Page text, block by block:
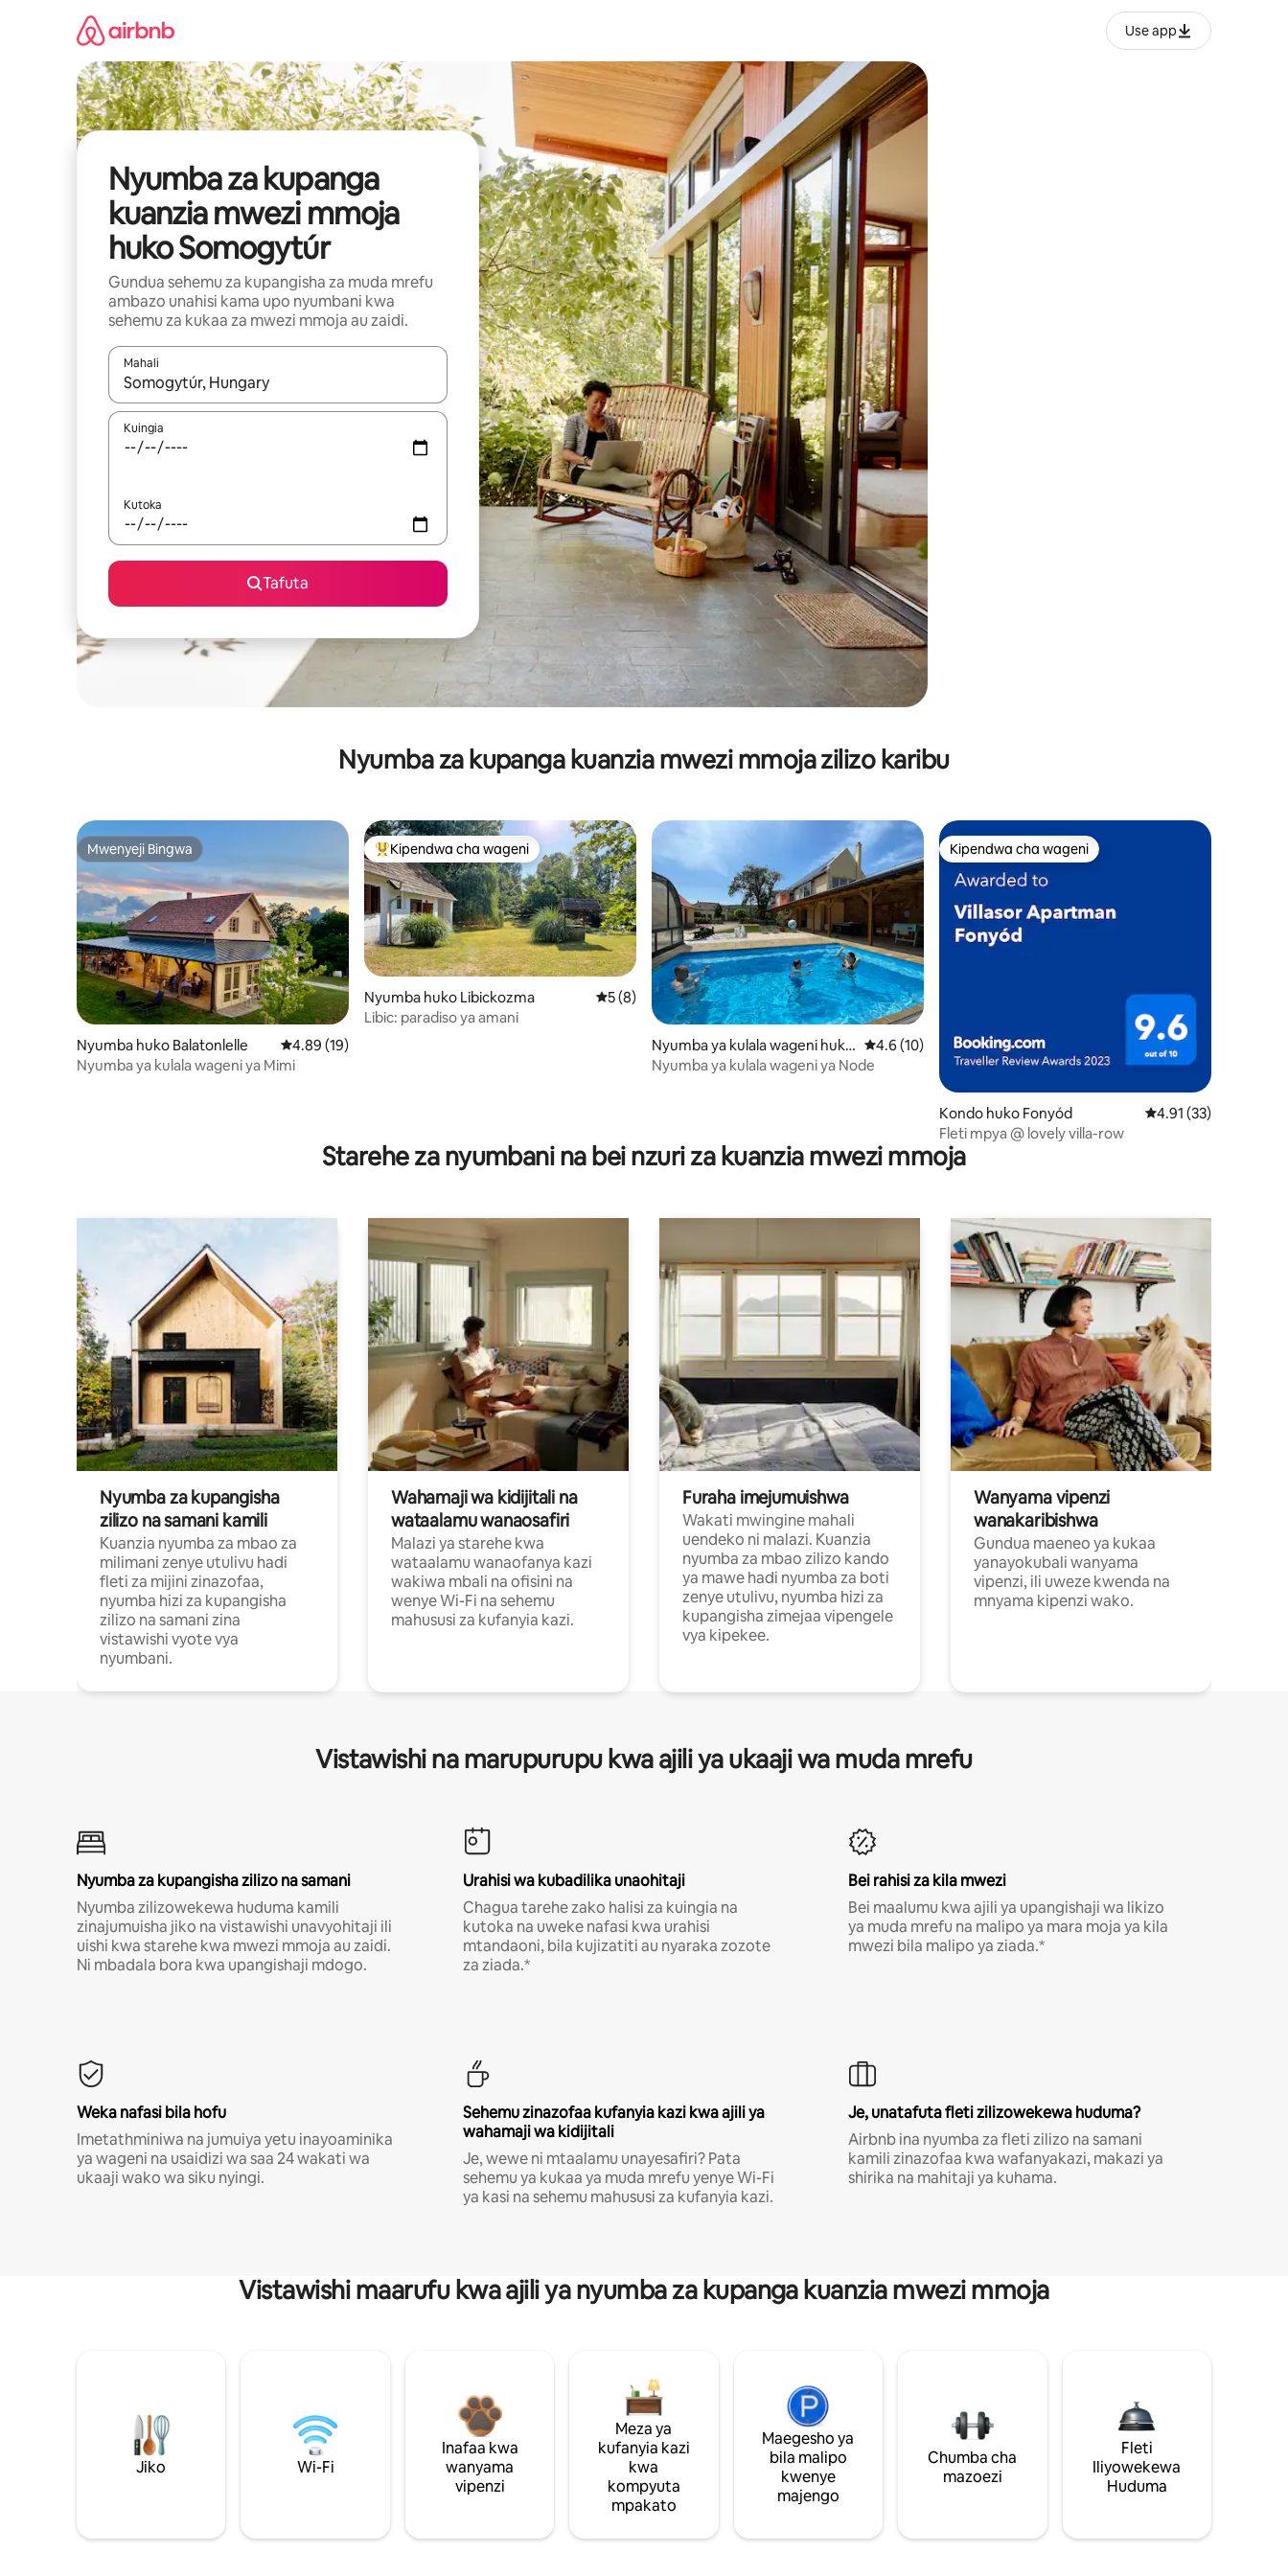
Use app
Nyumba za kupanga
kuanzia mwezi mmoja
huko Somogytúr
Gundua sehemu za kupangisha za muda mrefu
ambazo unahisi kama upo nyumbani kwa
sehemu za kukaa za mwezi mmoja au zaidi.
Mahali
Wakati matokeo yanapatikana, vinjari kwa kutumia vitufe vya vishale vya juu na chini au uchunguze kwa kugusa au kutelezesha kidole kwenye ishara.
Kuingia
Kutoka
Tafuta
Nyumba za kupanga kuanzia mwezi mmoja zilizo karibu
Mwenyeji Bingwa
Mwenyeji Bingwa
Nyumba huko Balatonlelle Ukadiriaji wa wastani wa 4.89 kati ya 5, tathmini 19
4.89 (19)
Nyumba ya kulala wageni ya Mimi
Kipendwa maarufu cha wageni
Kipendwa cha wageni
Nyumba huko Libickozma Ukadiriaji wa wastani wa 5 kati ya 5, tathmini 8
5 (8)
Libic: paradiso ya amani
Nyumba ya kulala wageni huko
Somogytúr
Ukadiriaji wa wastani wa 4.6 kati ya 5, tathmini 10
4.6 (10)
Nyumba ya kulala wageni ya Node
Kipendwa cha wageni
Kipendwa cha wageni
Kondo huko Fonyód Ukadiriaji wa wastani
4.91 (33)
Fleti mpya @ lovely villa-row
Starehe za nyumbani na bei nzuri za kuanzia mwezi mmoja
Nyumba za kupangisha
zilizo na samani kamili
Kuanzia nyumba za mbao za
milimani zenye utulivu hadi
fleti za mijini zinazofaa,
nyumba hizi za kupangisha
zilizo na samani zina
vistawishi vyote vya
nyumbani.
Wahamaji wa kidijitali na
wataalamu wanaosafiri
Malazi ya starehe kwa
wataalamu wanaofanya kazi
wakiwa mbali na ofisini na
wenye Wi-Fi na sehemu
mahususi za kufanyia kazi.
Furaha imejumuishwa
Wakati mwingine mahali
uendeko ni malazi. Kuanzia
nyumba za mbao zilizo kando
ya mawe hadi nyumba za boti
zenye utulivu, nyumba hizi za
kupangisha zimejaa vipengele
vya kipekee.
Wanyama vipenzi
wanakaribishwa
Gundua maeneo ya kukaa
yanayokubali wanyama
vipenzi, ili uweze kwenda na
mnyama kipenzi wako.
Vistawishi na marupurupu kwa ajili ya ukaaji wa muda mrefu
Nyumba za kupangisha zilizo na samani
Nyumba zilizowekewa huduma kamili
zinajumuisha jiko na vistawishi unavyohitaji ili
uishi kwa starehe kwa mwezi mmoja au zaidi.
Ni mbadala bora kwa upangishaji mdogo.
Urahisi wa kubadilika unaohitaji
Chagua tarehe zako halisi za kuingia na
kutoka na uweke nafasi kwa urahisi
mtandaoni, bila kujizatiti au nyaraka zozote
za ziada.*
Bei rahisi za kila mwezi
Bei maalumu kwa ajili ya upangishaji wa likizo
ya muda mrefu na malipo ya mara moja ya kila
mwezi bila malipo ya ziada.*
Weka nafasi bila hofu
Imetathminiwa na jumuiya yetu inayoaminika
ya wageni na usaidizi wa saa 24 wakati wa
ukaaji wako wa siku nyingi.
Sehemu zinazofaa kufanyia kazi kwa ajili ya
wahamaji wa kidijitali
Je, wewe ni mtaalamu unayesafiri? Pata
sehemu ya kukaa ya muda mrefu yenye Wi-Fi
ya kasi na sehemu mahususi za kufanyia kazi.
Je, unatafuta fleti zilizowekewa huduma?
Airbnb ina nyumba za fleti zilizo na samani
kamili zinazofaa kwa wafanyakazi, makazi ya
shirika na mahitaji ya kuhama.
Vistawishi maarufu kwa ajili ya nyumba za kupanga kuanzia mwezi mmoja
Jiko Wi-Fi
Inafaa kwa
wanyama
vipenzi
Meza ya
kufanyia kazi
kwa
kompyuta
mpakato
Maegesho ya
bila malipo
kwenye
majengo
Chumba cha
mazoezi
Fleti
Iliyowekewa
Huduma